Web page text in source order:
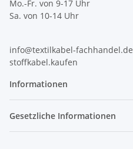
Mo.-Fr. von 9-17 Uhr
Sa. von 10-14 Uhr
info@textilkabel-fachhandel.de
stoffkabel.kaufen
Informationen
Gesetzliche Informationen